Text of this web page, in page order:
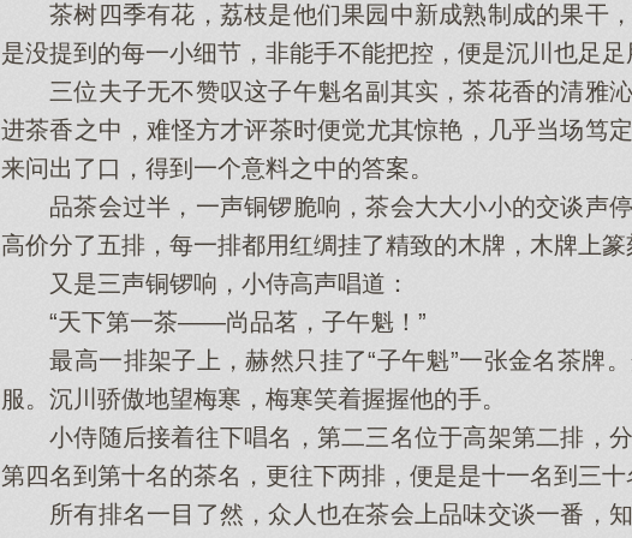
茶树四季有花，荔枝是他们果园中新成熟制成的果干
是没提到的每一小细节，非能手不能把控，便是沉川也足足
三位夫子无不赞叹这子午魁名副其实，茶花香的清雅
进茶香之中，难怪方才评茶时便觉尤其惊艳，几乎当场笃
来问出了口，得到一个意料之中的答案。
品茶会过半，一声铜锣脆响，茶会大大小小的交谈声停
高价分了五排，每一排都用红绸挂了精致的木牌，木牌上篆
又是三声铜锣响，小侍高声唱道：
“天下第一茶——尚品茗，子午魁！”
最高一排架子上，赫然只挂了“子午魁”一张金名茶牌
服。沉川骄傲地望梅寒，梅寒笑着握握他的手。
小侍随后接着往下唱名，第二三名位于高架第二排，
第四名到第十名的茶名，更往下两排，便是是十一名到三十
所有排名一目了然，众人也在茶会上品味交谈一番，